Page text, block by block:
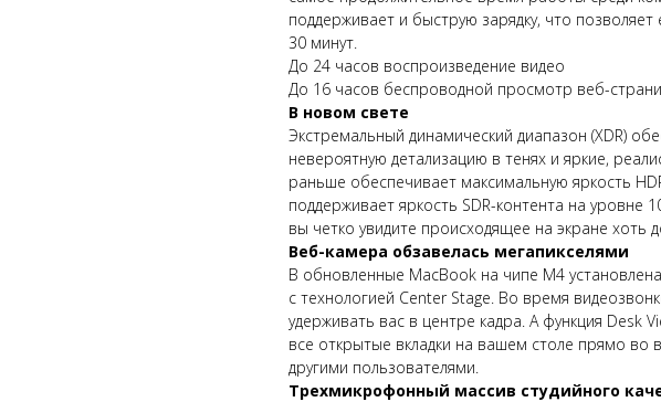
поддерживает и быструю зарядку, что позволяет
30 минут.
До 24 часов воспроизведение видео
До 16 часов беспроводной просмотр веб-
В новом свете
Экстремальный динамический диапазон (XDR)
невероятную детализацию в тенях и яркие,
раньше обеспечивает максимальную яркость
поддерживает яркость SDR-контента на уровне
вы четко увидите происходящее на экране хоть
Веб-камера обзавелась мегапикселями
В обновленные MacBook на чипе М4
с технологией Center Stage. Во время
удерживать вас в центре кадра. А функция Desk
все открытые вкладки на вашем столе прямо во
другими пользователями.
Трехмикрофонный массив студийного